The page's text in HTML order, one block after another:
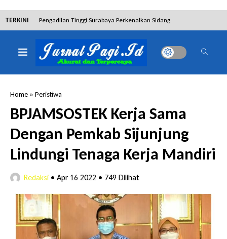
TERKINI Pengadilan Tinggi Surabaya Perkenalkan Sidang
Elektronik dan Sosialisasikan Ketentuan Baru KUHAP
Dibantah Terdakwa Ranto Hensa, Salim Himawan
Terpidana Penipuan 10 Miliar
Lakukan Pencurian dengan Pemberatan,
Muhammad Syifa Dihukum 4 Bulan Penjara
RSUD Bangil Raih Penghargaan Internasional WSO,
Perkuat Layanan Code Stroke Lewat Webinar
Hakim Sebut Saksi Beruntung Tak Terseret Perkara
Home » Peristiwa
BPJAMSOSTEK Kerja Sama
Dengan Pemkab Sijunjung
Lindungi Tenaga Kerja Mandiri
Redaksi • Apr 16 2022 • 749 Dilihat